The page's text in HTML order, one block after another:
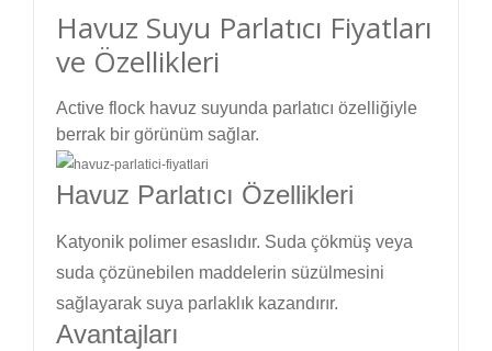
Havuz Suyu Parlatıcı Fiyatları
ve Özellikleri
Active flock havuz suyunda parlatıcı özelliğiyle
berrak bir görünüm sağlar.
Havuz Parlatıcı Özellikleri
Katyonik polimer esaslıdır. Suda çökmüş veya
suda çözünebilen maddelerin süzülmesini
sağlayarak suya parlaklık kazandırır.
Avantajları